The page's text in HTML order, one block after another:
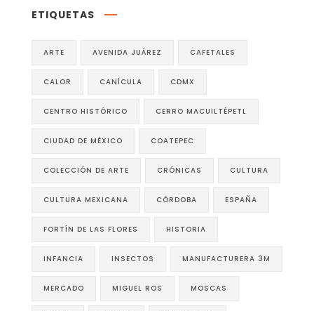
ETIQUETAS
ARTE AVENIDA JUÁREZ CAFETALES
CALOR CANÍCULA CDMX
CENTRO HISTÓRICO CERRO MACUILTÉPETL
CIUDAD DE MÉXICO COATEPEC
COLECCIÓN DE ARTE CRÓNICAS CULTURA
CULTURA MEXICANA CÓRDOBA ESPAÑA
FORTÍN DE LAS FLORES HISTORIA
INFANCIA INSECTOS MANUFACTURERA 3M
MERCADO MIGUEL ROS MOSCAS